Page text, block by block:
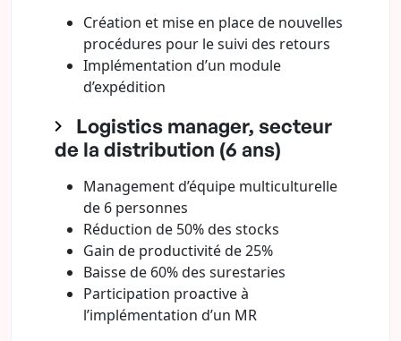
Création et mise en place de nouvelles
procédures pour le suivi des retours
Implémentation d’un module
d’expédition
Logistics manager, secteur
de la distribution (6 ans)
Management d’équipe multiculturelle
de 6 personnes
Réduction de 50% des stocks
Gain de productivité de 25%
Baisse de 60% des surestaries
Participation proactive à
l’implémentation d’un MR